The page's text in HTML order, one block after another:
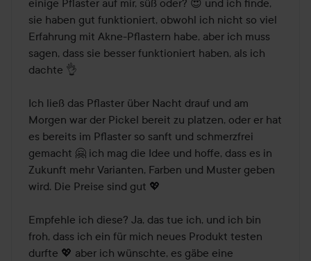
einige Pflaster auf mir, süß oder? 😍 und ich finde,
sie haben gut funktioniert, obwohl ich nicht so viel
Erfahrung mit Akne-Pflastern habe, aber ich muss
sagen, dass sie besser funktioniert haben, als ich
dachte 👌
Ich ließ das Pflaster über Nacht drauf und am
Morgen war der Pickel bereit zu platzen, oder er hat
es bereits im Pflaster so sanft und schmerzfrei
gemacht 🤗 ich mag die Idee und hoffe, dass es in
Zukunft mehr Varianten, Farben und Muster geben
wird. Die Preise sind gut 💖
Empfehle ich diese? Ja, das tue ich, und ich bin
froh, dass ich ein für mich neues Produkt testen
durfte 💖 aber ich wünschte, es gäbe eine